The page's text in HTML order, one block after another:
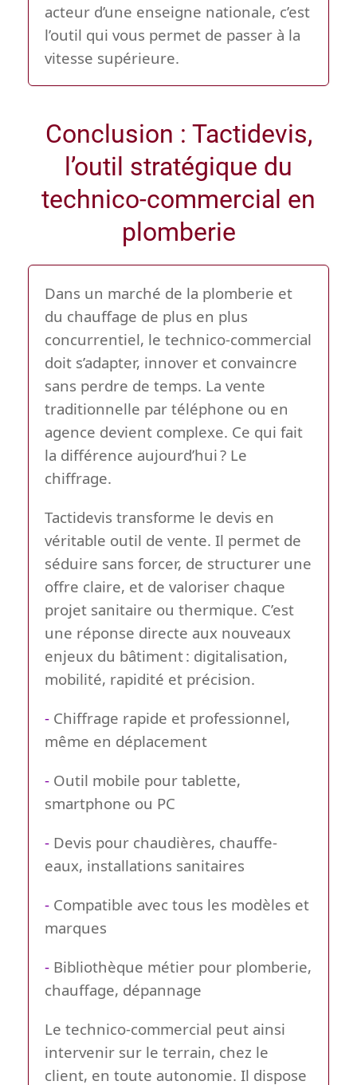
acteur d’une enseigne nationale, c’est
l’outil qui vous permet de passer à la
vitesse supérieure.
Conclusion : Tactidevis,
l’outil stratégique du
technico-commercial en
plomberie
Dans un marché de la plomberie et
du chauffage de plus en plus
concurrentiel, le technico-commercial
doit s’adapter, innover et convaincre
sans perdre de temps. La vente
traditionnelle par téléphone ou en
agence devient complexe. Ce qui fait
la différence aujourd’hui ? Le
chiffrage.
Tactidevis transforme le devis en
véritable outil de vente. Il permet de
séduire sans forcer, de structurer une
offre claire, et de valoriser chaque
projet sanitaire ou thermique. C’est
une réponse directe aux nouveaux
enjeux du bâtiment : digitalisation,
mobilité, rapidité et précision.
- Chiffrage rapide et professionnel,
même en déplacement
- Outil mobile pour tablette,
smartphone ou PC
- Devis pour chaudières, chauffe-
eaux, installations sanitaires
- Compatible avec tous les modèles et
marques
- Bibliothèque métier pour plomberie,
chauffage, dépannage
Le technico-commercial peut ainsi
intervenir sur le terrain, chez le
client, en toute autonomie. Il dispose